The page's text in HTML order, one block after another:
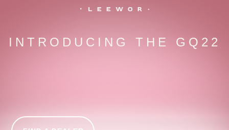
INTRODUCING THE GQ22